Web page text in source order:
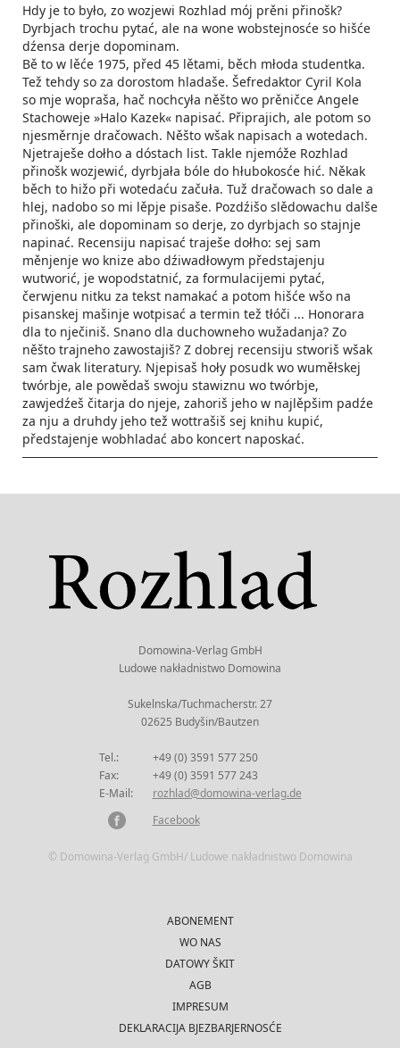
Hdy je to było, zo wozjewi Rozhlad mój prěni přinošk?
Dyrbjach trochu pytać, ale na wone wobstejnosće so hišće
dźensa derje dopominam.
Bě to w lěće 1975, před 45 lětami, běch młoda studentka.
Tež tehdy so za dorostom hladaše. Šefredaktor Cyril Kola
so mje wopraša, hač nochcyła něšto wo prěničce Angele
Stachoweje »Halo Kazek« napisać. Připrajich, ale potom so
njesměrnje dračowach. Něšto wšak napisach a wotedach.
Njetraješe dołho a dóstach list. Takle njemóže Rozhlad
přinošk wozjewić, dyrbjała bóle do hłubokosće hić. Někak
běch to hižo při wotedaću začuła. Tuž dračowach so dale a
hlej, nadobo so mi lěpje pisaše. Pozdźišo slědowachu dalše
přinoški, ale dopominam so derje, zo dyrbjach so stajnje
napinać. Recensiju napisać traješe dołho: sej sam
měnjenje wo knize abo dźiwadłowym předstajenju
wutworić, je wopodstatnić, za formulacijemi pytać,
čerwjenu nitku za tekst namakać a potom hišće wšo na
pisanskej mašinje wotpisać a termin tež tłóči ... Honorara
dla to nječiniš. Snano dla duchowneho wužadanja? Zo
něšto trajneho zawostajiš? Z dobrej recensiju stworiš wšak
sam čwak literatury. Njepisaš hoły posudk wo wuměłskej
twórbje, ale powědaš swoju stawiznu wo twórbje,
zawjedźeš čitarja do njeje, zahoriš jeho w najlěpšim padźe
za nju a druhdy jeho tež wottrašiš sej knihu kupić,
předstajenje wobhladać abo koncert naposkać.
Domowina-Verlag GmbH
Ludowe nakładnistwo Domowina
Sukelnska/Tuchmacherstr. 27
02625 Budyšin/Bautzen
Tel.:
+49 (0) 3591 577 250
Fax:
+49 (0) 3591 577 243
E-Mail:
rozhlad@domowina-verlag.de
Facebook
© Domowina-Verlag GmbH/ Ludowe nakładnistwo Domowina
ABONEMENT
WO NAS
DATOWY ŠKIT
AGB
IMPRESUM
DEKLARACIJA BJEZBARJERNOSĆE